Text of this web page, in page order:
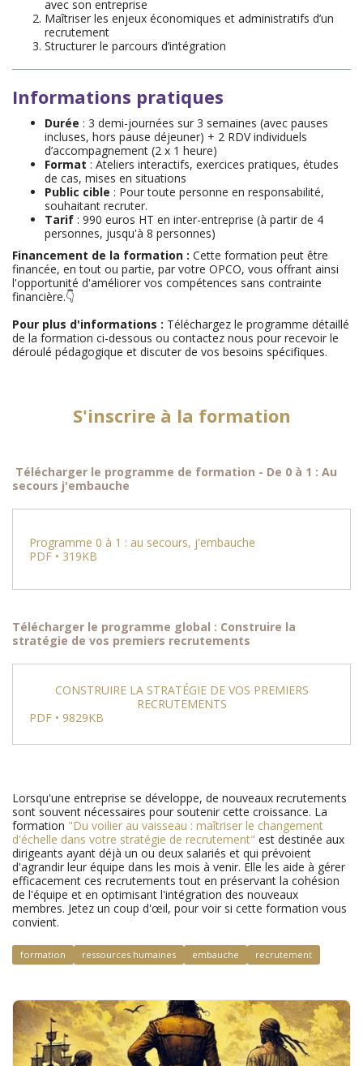
avec son entreprise
Maîtriser les enjeux économiques et administratifs d’un
recrutement
Structurer le parcours d’intégration
Informations pratiques
Durée : 3 demi-journées sur 3 semaines (avec pauses
incluses, hors pause déjeuner) + 2 RDV individuels
d’accompagnement (2 x 1 heure)
Format : Ateliers interactifs, exercices pratiques, études
de cas, mises en situations
Public cible : Pour toute personne en responsabilité,
souhaitant recruter.
Tarif : 990 euros HT en inter-entreprise (à partir de 4
personnes, jusqu'à 8 personnes)
Financement de la formation : Cette formation peut être
financée, en tout ou partie, par votre OPCO, vous offrant ainsi
l'opportunité d'améliorer vos compétences sans contrainte
financière.👇
Pour plus d'informations : Téléchargez le programme détaillé
de la formation ci-dessous ou contactez nous pour recevoir le
déroulé pédagogique et discuter de vos besoins spécifiques.
S'inscrire à la formation
Télécharger le programme de formation - De 0 à 1 : Au
secours j'embauche
Programme 0 à 1 : au secours, j'embauche
PDF • 319KB
Télécharger le programme global : Construire la
stratégie de vos premiers recrutements
CONSTRUIRE LA STRATÉGIE DE VOS PREMIERS
RECRUTEMENTS
PDF • 9829KB
Lorsqu'une entreprise se développe, de nouveaux recrutements
sont souvent nécessaires pour soutenir cette croissance. La
formation "Du voilier au vaisseau : maîtriser le changement
d'échelle dans votre stratégie de recrutement" est destinée aux
dirigeants ayant déjà un ou deux salariés et qui prévoient
d'agrandir leur équipe dans les mois à venir. Elle les aide à gérer
efficacement ces recrutements tout en préservant la cohésion
de l'équipe et en optimisant l'intégration des nouveaux
membres. Jetez un coup d'œil, pour voir si cette formation vous
convient.
formation ressources humaines embauche recrutement